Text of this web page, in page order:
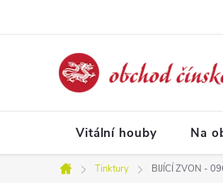
Vitální houby Na
Domů
Tinktury BIJÍCÍ ZVON -